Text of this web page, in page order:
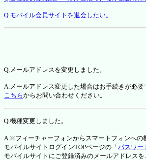
Q.モバイル会員サイトを退会したい。
Q.メールアドレスを変更しました。
A.メールアドレス変更した場合はお手続きが必要
こちらからお問い合わせください。
Q.機種変更しました。
A.※フィーチャーフォンからスマートフォンへの
モバイルサイトログインTOPページの「 パスワー
モバイルサイトにご登録済みのメールアドレスを